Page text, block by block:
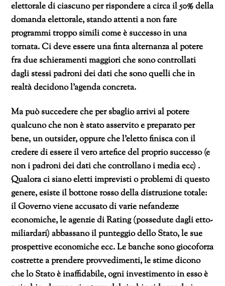
elettorale di ciascuno per rispondere a circa il 50% della
domanda elettorale, stando attenti a non fare
programmi troppo simili come è successo in una
tornata. Ci deve essere una finta alternanza al potere
fra due schieramenti maggiori che sono controllati
dagli stessi padroni dei dati che sono quelli che in
realtà decidono l’agenda concreta.
Ma può succedere che per sbaglio arrivi al potere
qualcuno che non è stato asservito e preparato per
bene, un outsider, oppure che l’eletto finisca con il
credere di essere il vero artefice del proprio successo (e
non i padroni dei dati che controllano i media ecc) .
Qualora ci siano eletti imprevisti o problemi di questo
genere, esiste il bottone rosso della distruzione totale:
il Governo viene accusato di varie nefandezze
economiche, le agenzie di Rating (possedute dagli etto-
miliardari) abbassano il punteggio dello Stato, le sue
prospettive economiche ecc. Le banche sono giocoforza
costrette a prendere provvedimenti, le stime dicono
che lo Stato è inaffidabile, ogni investimento in esso è